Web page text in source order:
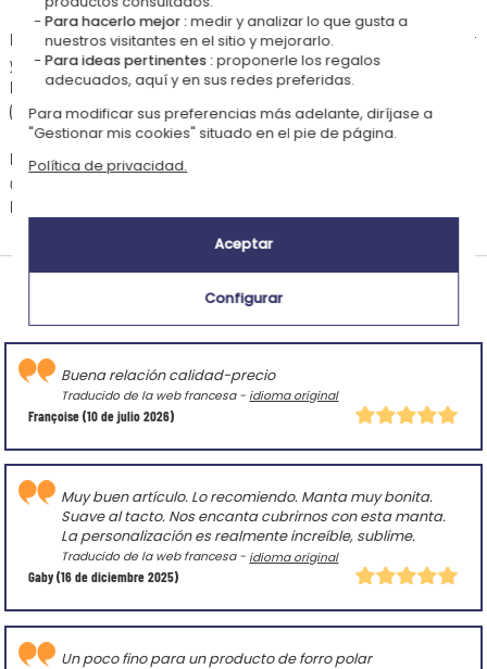
Valoración promedio de clientes:
Françoise(10 de julio 2026)
Buena relación calidad-precio
Traducido de la web francesa - idioma original
Gaby(16 de diciembre 2025)
Muy buen artículo. Lo recomiendo. Manta muy bonita.
Suave al tacto. Nos encanta cubrirnos con esta manta.
La personalización es realmente increíble, sublime.
Traducido de la web francesa - idioma original
Un poco fino para un producto de forro polar
El plazo de preparación de este articulo es de 2 días laborables con la entrega estándar
y de 1 día laborable con la entrega express.
El plazo de entrega del artículo es de 3 a 4 días laborales en entrega estándar
(Colissimo) y de 1 a 2 días laborales en express (Chronopost).
Las entregas efectuadas a países fuera de la Unión Europea pueden estar sometidas a
diversos gastos de envío, notablemente la aduana y la TVA de importación.
Estos gastos deben ser efectuados por el comprador.
Para hacerlo mejor :medir y analizar lo que gusta a
nuestros visitantes en el sitio y mejorarlo.
Para ideas pertinentes :proponerle los regalos
adecuados, aquí y en sus redes preferidas.
Para modificar sus preferencias más adelante, diríjase a
"Gestionar mis cookies" situado en el pie de página.
Política de privacidad.
Aceptar
Configurar